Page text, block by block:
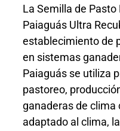
La Semilla de
Paiaguás Ultra
establecimiento de
en sistemas
Paiaguás se utiliza
pastoreo,
ganaderas de clima
adaptado al clima,